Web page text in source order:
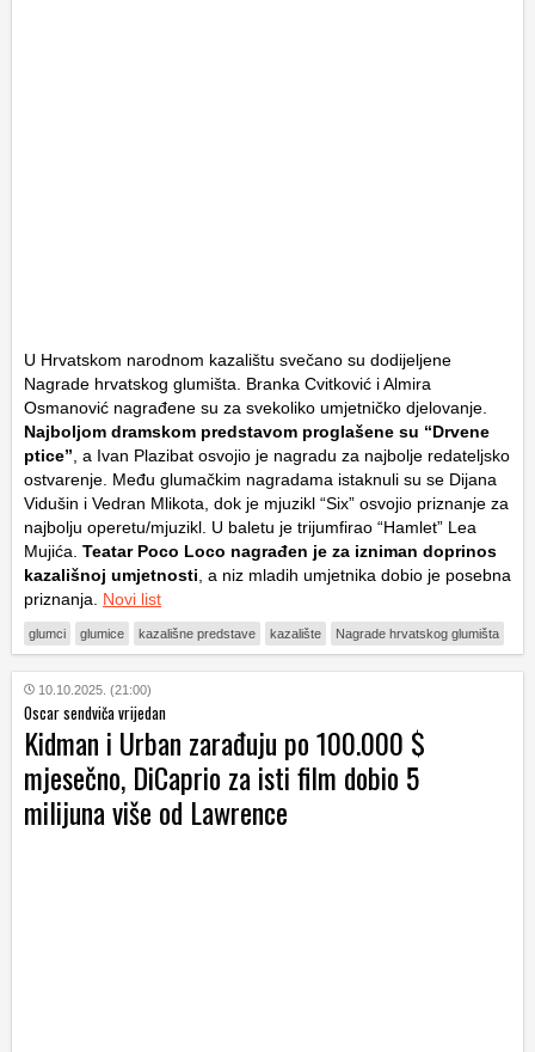
U Hrvatskom narodnom kazalištu svečano su dodijeljene
Nagrade hrvatskog glumišta. Branka Cvitković i Almira
Osmanović nagrađene su za svekoliko umjetničko djelovanje.
Najboljom dramskom predstavom proglašene su “Drvene
ptice” , a Ivan Plazibat osvojio je nagradu za najbolje redateljsko
ostvarenje. Među glumačkim nagradama istaknuli su se Dijana
Vidušin i Vedran Mlikota, dok je mjuzikl “Six” osvojio priznanje za
najbolju operetu/mjuzikl. U baletu je trijumfirao “Hamlet” Lea
Mujića. Teatar Poco Loco nagrađen je za izniman doprinos
kazališnoj umjetnosti , a niz mladih umjetnika dobio je posebna
priznanja. Novi list
glumci glumice kazališne predstave kazalište Nagrade hrvatskog glumišta
10.10.2025. (21:00)
Oscar sendviča vrijedan
Kidman i Urban zarađuju po 100.000 $
mjesečno, DiCaprio za isti film dobio 5
milijuna više od Lawrence